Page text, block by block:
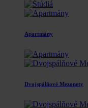
Apartmány
Dvojspálňové Mezonety